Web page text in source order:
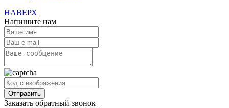
НАВЕРХ
Напишите нам
Заказать обратный звонок